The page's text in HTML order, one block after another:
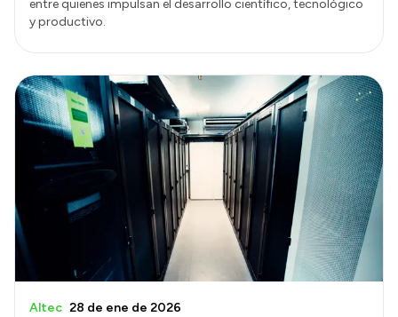
entre quienes impulsan el desarrollo científico, tecnológico
y productivo.
Altec 28 de ene de 2026